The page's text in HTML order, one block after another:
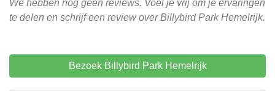
We hebben nog geen reviews. Voel je vrij om je ervaringen
te delen en schrijf een review over Billybird Park Hemelrijk.
Bezoek Billybird Park Hemelrijk